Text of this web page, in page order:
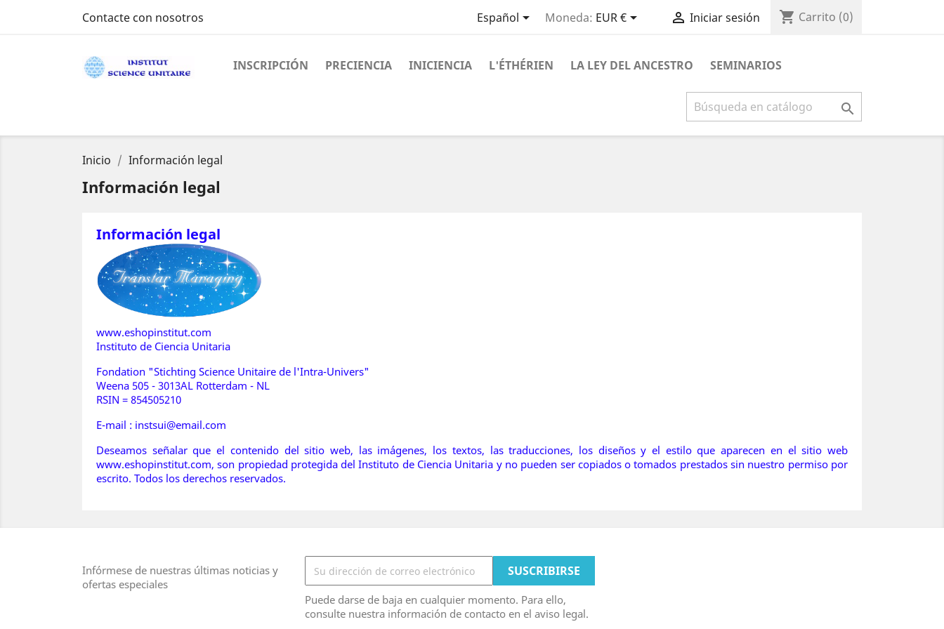
Contacte con nosotros Español Moneda: EUR €  Iniciar sesión shopping_cart Carrito (0)
INSCRIPCIÓN PRECIENCIA INICIENCIA L'ÉTHÉRIEN LA LEY DEL ANCESTRO SEMINARIOS

Inicio Información legal
Información legal
Información legal
www.eshopinstitut.com
Instituto de Ciencia Unitaria
Fondation "Stichting Science Unitaire de l'Intra-Univers"
Weena 505 - 3013AL Rotterdam - NL
RSIN = 854505210
E-mail : instsui@email.com
Deseamos señalar que el contenido del sitio web, las imágenes, los textos, las traducciones, los diseños y el estilo que aparecen en el sitio web
www.eshopinstitut.com, son propiedad protegida del Instituto de Ciencia Unitaria y no pueden ser copiados o tomados prestados sin nuestro permiso por
escrito. Todos los derechos reservados.
Infórmese de nuestras últimas noticias y
ofertas especiales
Puede darse de baja en cualquier momento. Para ello,
consulte nuestra información de contacto en el aviso legal.